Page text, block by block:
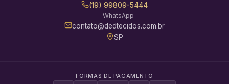
(19) 99809-5444
WhatsApp
contato@dedtecidos.com.br
SP
FORMAS DE PAGAMENTO